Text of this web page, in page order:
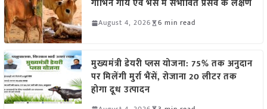
गाभिन गाय एवं भैंस में संभावित प्रसव के लक्षण
August 4, 2026 6 min read
मुख्यमंत्री डेयरी प्लस योजना: 75% तक अनुदान
पर मिलेंगी मुर्रा भैंसें, रोजाना 20 लीटर तक
होगा दूध उत्पादन